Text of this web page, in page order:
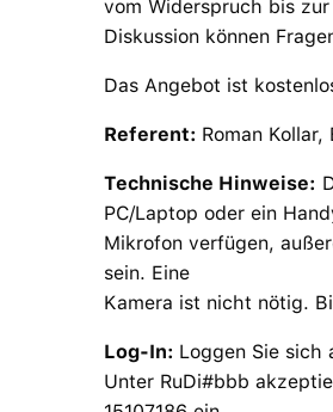
vom Widerspruch bis
Diskussion können
Das Angebot ist
Referent: Roman
Technische Hinweise:
PC/Laptop oder ein
Mikrofon verfügen,
sein. Eine
Kamera ist nicht nötig.
Log-In: Loggen Sie sich
Unter RuDi#bbb